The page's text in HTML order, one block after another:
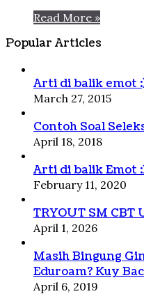
Read More »
Popular Articles
Arti di balik emot
March 27, 2015
Contoh Soal
April 18, 2018
Arti di balik Emot
February 11, 2020
TRYOUT SM CBT
April 1, 2026
Masih Bingung
Eduroam? Kuy
April 6, 2019